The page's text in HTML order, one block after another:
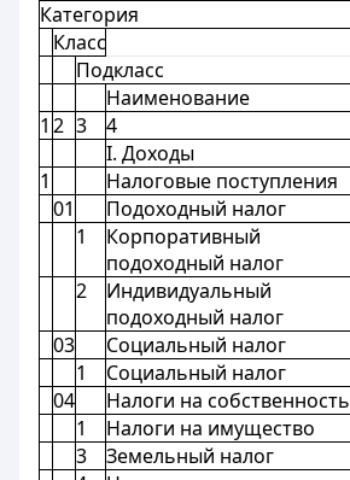
Категория
Класс
Подкласс
Наименование
1 2 3 4
I. Доходы
1
Налоговые поступления
01
Подоходный налог
1
Корпоративный
подоходный налог
2
Индивидуальный
подоходный налог
03 Социальный налог
1
Социальный налог
04
Налоги на собственность
1
Налоги на имущество
3
Земельный налог